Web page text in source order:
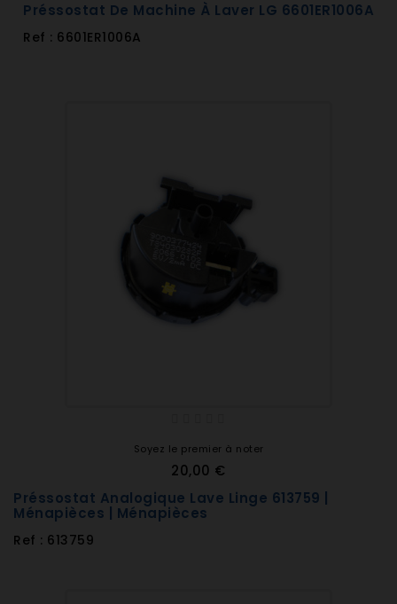
Préssostat De Machine À Laver LG 6601ER1006A
Ref : 6601ER1006A
Soyez le premier à noter
20,00 €
Préssostat Analogique Lave Linge 613759 |
Ménapièces | Ménapièces
Ref : 613759